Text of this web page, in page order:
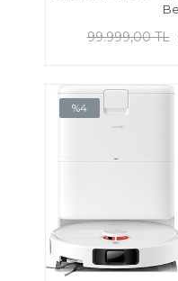
99.999,00 TL
%4